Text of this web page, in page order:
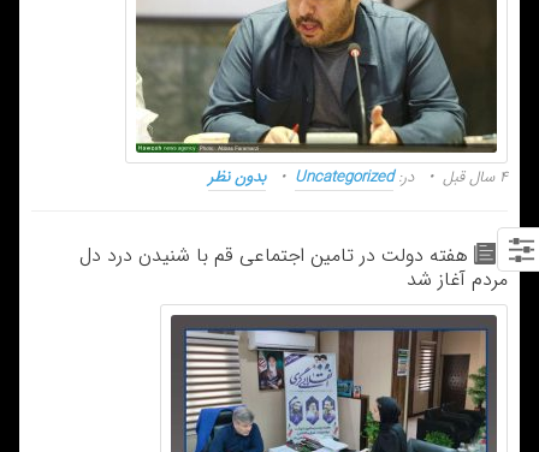
۴ سال قبل در:Uncategorized بدون نظر
هفته دولت در تامین اجتماعی قم با شنیدن درد دل
مردم آغاز شد